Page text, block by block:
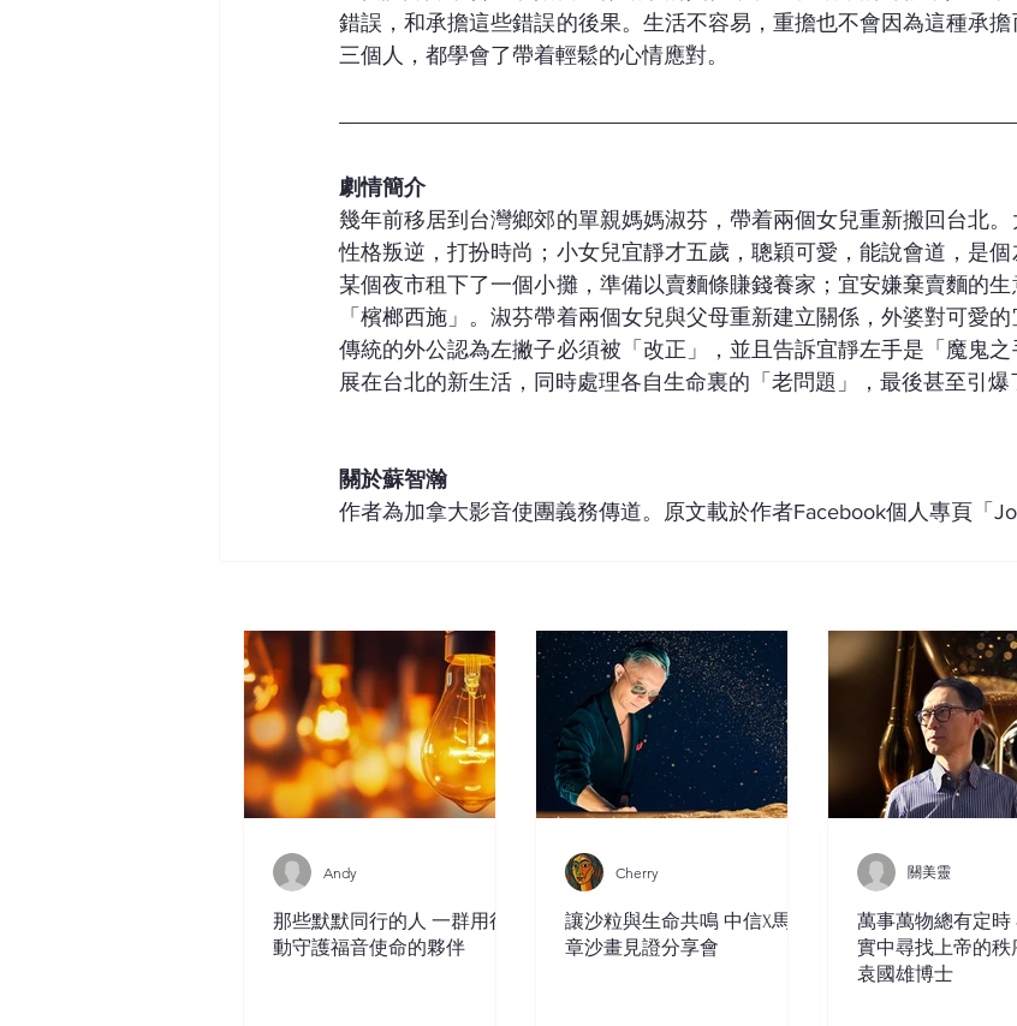
錯誤，和承擔這些錯誤的後果。生活不容易，重擔也不會因為這種承
三個人，都學會了帶着輕鬆的心情應對。
劇情簡介
幾年前移居到台灣鄉郊的單親媽媽淑芬，帶着兩個女兒重新搬回台北。
性格叛逆，打扮時尚；小女兒宜靜才五歲，聰穎可愛，能說會道，是
某個夜市租下了一個小攤，準備以賣麵條賺錢養家；宜安嫌棄賣麵的
「檳榔西施」。淑芬帶着兩個女兒與父母重新建立關係，外婆對可愛
傳統的外公認為左撇子必須被「改正」，並且告訴宜靜左手是「魔鬼
展在台北的新生活，同時處理各自生命裏的「老問題」，最後甚至引爆
關於蘇智瀚
作者為加拿大影音使團義務傳道。原文載於作者Facebook個人專頁「
那些默默同行的人 一群用行
動守護福音使命的夥伴
Andy
讓沙粒與生命共鳴 中信X馬穎
章沙畫見證分享會
Cherry
萬事萬物總有定時
實中尋找上帝的秩
袁國雄博士
關美靈